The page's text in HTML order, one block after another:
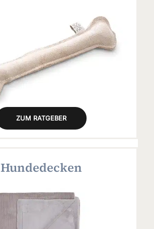
ZUM RATGEBER
Hundedecken